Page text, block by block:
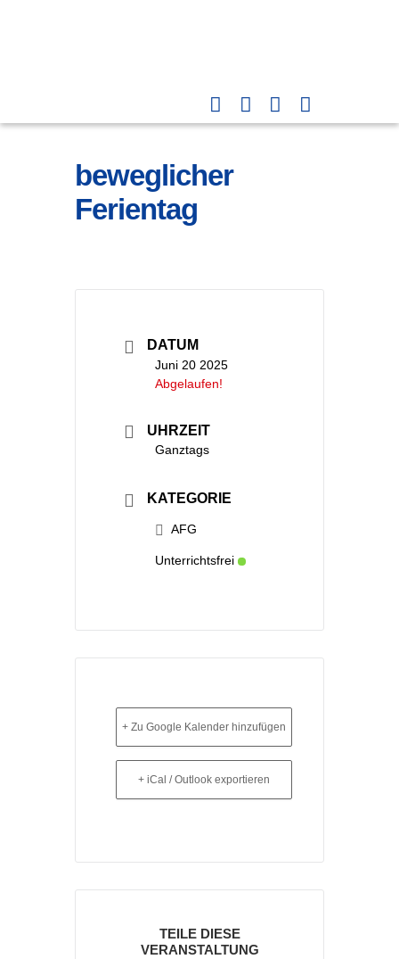
beweglicher
Ferientag
DATUM
Juni 20 2025
Abgelaufen!
UHRZEIT
Ganztags
KATEGORIE
AFG
Unterrichtsfrei
+ Zu Google Kalender hinzufügen
+ iCal / Outlook exportieren
TEILE DIESE
VERANSTALTUNG